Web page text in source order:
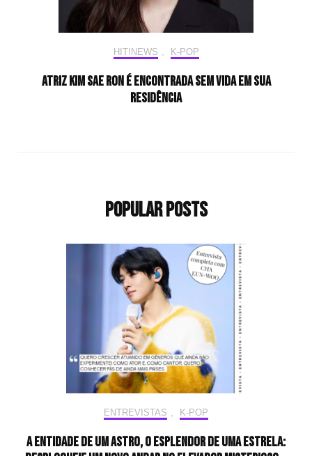
HIT!NEWS , K-POP
Atriz Kim Sae Ron é encontrada sem vida em sua
residência
Popular Posts
ENTREVISTAS , K-POP
A entidade de um astro, o esplendor de uma estrela: